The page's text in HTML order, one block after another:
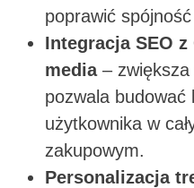
poprawić
Integracja SEO
media– zwiększa
pozwala budować
użytkownika w
zakupowym.
Personalizacja